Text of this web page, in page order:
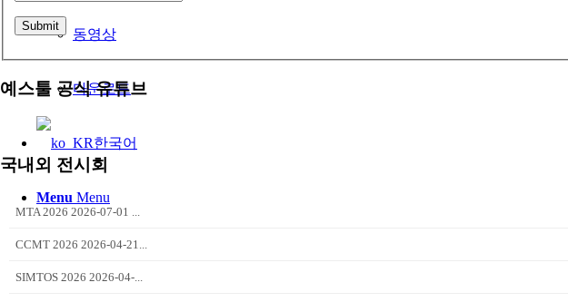
동영상
다운로드
한국어
Menu Menu
예스툴 공식 유튜브
국내외 전시회
MTA 2026 2026-07-01 ...
CCMT 2026 2026-04-21...
SIMTOS 2026 2026-04-...